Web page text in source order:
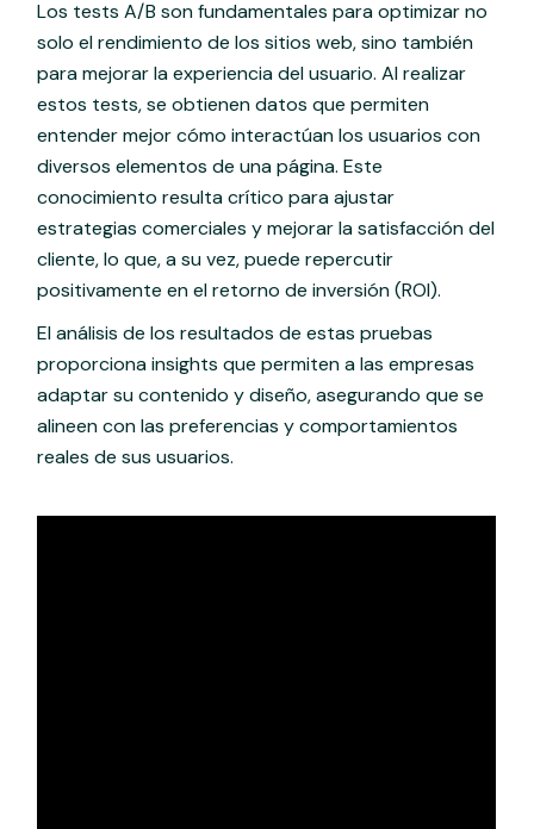
Los tests A/B son fundamentales para optimizar no
solo el rendimiento de los sitios web, sino también
para mejorar la experiencia del usuario. Al realizar
estos tests, se obtienen datos que permiten
entender mejor cómo interactúan los usuarios con
diversos elementos de una página. Este
conocimiento resulta crítico para ajustar
estrategias comerciales y mejorar la satisfacción del
cliente, lo que, a su vez, puede repercutir
positivamente en el retorno de inversión (ROI).
El análisis de los resultados de estas pruebas
proporciona insights que permiten a las empresas
adaptar su contenido y diseño, asegurando que se
alineen con las preferencias y comportamientos
reales de sus usuarios.